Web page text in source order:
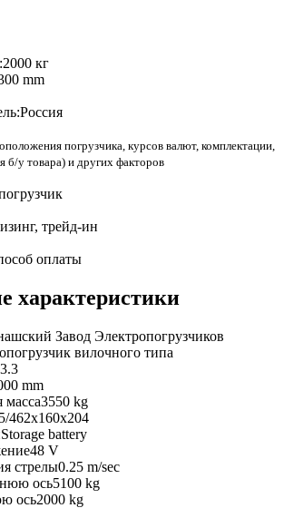
2000 кг
mm
Россия
погрузчика, курсов валют, комплектации,
б/у товара) и других факторов
трейд-ин
оплаты
характеристики
Завод Электропогрузчиков
вилочного типа
mm
масса3550 kg
462x160x204
Storage battery
48 V
стрелы0.25 m/sec
ось5100 kg
ось2000 kg